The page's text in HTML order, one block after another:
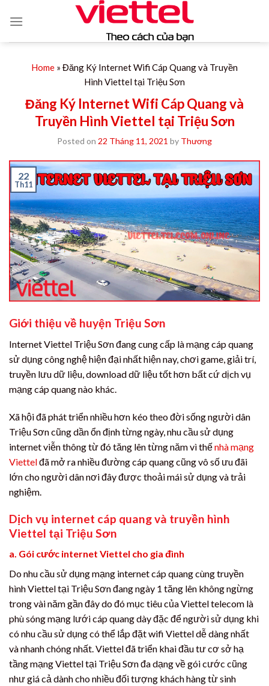
Home » Đăng Ký Internet Wifi Cáp Quang và Truyền
Hình Viettel tại Triệu Sơn
Đăng Ký Internet Wifi Cáp Quang và
Truyền Hình Viettel tại Triệu Sơn
Posted on 22 Tháng 11, 2021 by Thương
22
Th11
Giới thiệu về huyện Triệu Sơn
Internet Viettel Triệu Sơn đang cung cấp là mạng cáp quang
sử dụng công nghệ hiện đại nhất hiện nay, chơi game, giải trí,
truyền lưu dữ liệu, download dữ liệu tốt hơn bất cứ dịch vụ
mạng cáp quang nào khác.
Xã hội đã phát triển nhiều hơn kéo theo đời sống người dân
Triệu Sơn cũng dần ổn định từng ngày, nhu cầu sử dụng
internet viễn thông từ đó tăng lên từng năm vì thếnhà mạng
Viettelđã mở ra nhiều đường cáp quang cũng vô số ưu đãi
lớn cho người dân nơi đây được thoải mái sử dụng và trải
nghiệm.
Dịch vụ internet cáp quang và truyền hình
Viettel tại Triệu Sơn
a. Gói cước internet Viettel cho gia đình
Do nhu cầu sử dụng mạng internet cáp quang cùng truyền
hình Viettel tại Triệu Sơn đang ngày 1 tăng lên không ngừng
trong vài năm gần đây do đó mục tiêu của Viettel telecom là
phù sóng mạng lưới cáp quang dày đặc để người sử dụng khi
có nhu cầu sử dụng có thể lắp đặt wifi Viettel dễ dàng nhất
và nhanh chóng nhất. Viettel đã triển khai đầu tư cơ sở hạ
tầng mạng Viettel tại Triệu Sơn đa dạng về gói cước cũng
như giá cả dành cho nhiều đối tượng khách hàng từ sinh